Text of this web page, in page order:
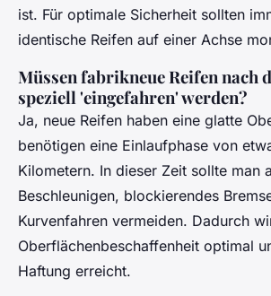
ist. Für optimale Sicherheit sollten
identische Reifen auf einer Achse
Müssen fabrikneue Reifen nach
speziell 'eingefahren' werden?
Ja, neue Reifen haben eine glatte
benötigen eine Einlaufphase von
Kilometern. In dieser Zeit sollte man
Beschleunigen, blockierendes
Kurvenfahren vermeiden. Dadurch
Oberflächenbeschaffenheit optimal
Haftung erreicht.